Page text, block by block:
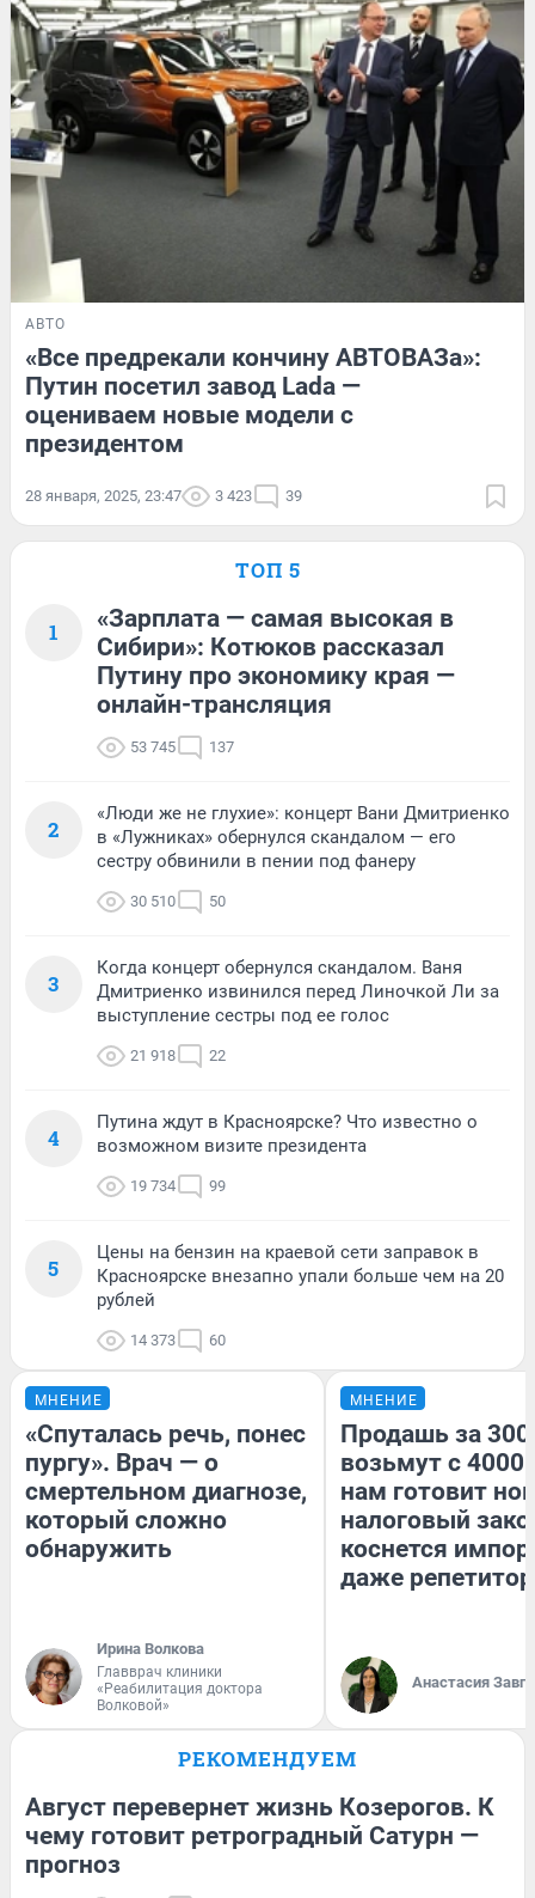
АВТО
«Все предрекали кончину АВТОВАЗа»:
Путин посетил завод Lada —
оцениваем новые модели с
президентом
28 января, 2025, 23:47 3 423 39
ТОП 5
1
«Зарплата — самая высокая в
Сибири»: Котюков рассказал
Путину про экономику края —
онлайн-трансляция
53 745 137
2
«Люди же не глухие»: концерт Вани Дмитриенко
в «Лужниках» обернулся скандалом — его
сестру обвинили в пении под фанеру
30 510 50
3
Когда концерт обернулся скандалом. Ваня
Дмитриенко извинился перед Линочкой Ли за
выступление сестры под ее голос
21 918 22
4
Путина ждут в Красноярске? Что известно о
возможном визите президента
19 734 99
5
Цены на бензин на краевой сети заправок в
Красноярске внезапно упали больше чем на 20
рублей
14 373 60
МНЕНИЕ
«Спуталась речь, понес
пургу». Врач — о
смертельном диагнозе,
который сложно
обнаружить
Ирина Волкова
Главврач клиники
«Реабилитация доктора
Волковой»
МНЕНИЕ
Продашь за
возьмут с
нам готовит
налоговый
коснется
даже
Анастасия
РЕКОМЕНДУЕМ
Август перевернет жизнь Козерогов. К
чему готовит ретроградный Сатурн —
прогноз